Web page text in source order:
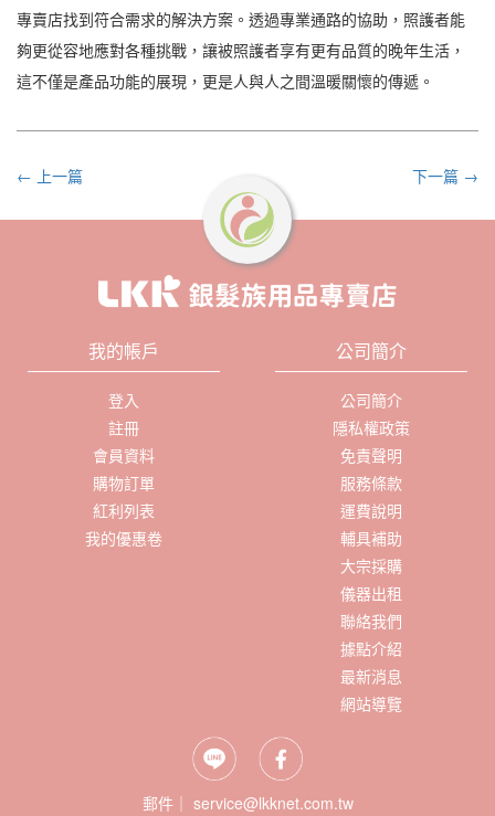
專賣店找到符合需求的解決方案。透過專業通路的協助，照護者能
夠更從容地應對各種挑戰，讓被照護者享有更有品質的晚年生活，
這不僅是產品功能的展現，更是人與人之間溫暖關懷的傳遞。
← 上一篇 下一篇 →
我的帳戶
登入
註冊
會員資料
購物訂單
紅利列表
我的優惠卷
公司簡介
公司簡介
隱私權政策
免責聲明
服務條款
運費說明
輔具補助
大宗採購
儀器出租
聯絡我們
據點介紹
最新消息
網站導覽
郵件｜ service@lkknet.com.tw